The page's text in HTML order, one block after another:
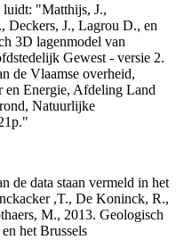
luidt: "Matthijs, J.,
Deckers, J., Lagrou D., en
3D lagenmodel van
Gewest - versie 2.
de Vlaamse overheid,
en Energie, Afdeling Land
Natuurlijke
de data staan vermeld in het
,T., De Koninck, R.,
M., 2013. Geologisch
het Brussels